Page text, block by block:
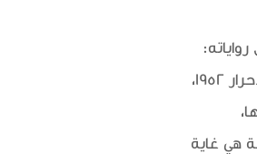
القاهرة الجديدة وخان الخليلي وزقاق المدقّ والسراب وبداية ونهاية وغيرها... أمّا الثلاثيّة، والتي كتبها قبل ثورة الضباط الأحرار 1952،
هي غاية